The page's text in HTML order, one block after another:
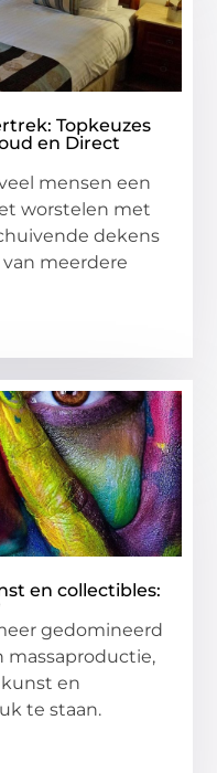
Topkeuzes
en Direct
mensen een
worstelen met
dekens
meerdere
en collectibles:
gedomineerd
en
te staan.